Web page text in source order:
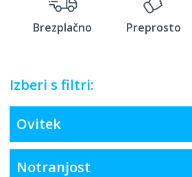
Brezplačno Preprosto
Izberi s filtri:
Ovitek
Notranjost